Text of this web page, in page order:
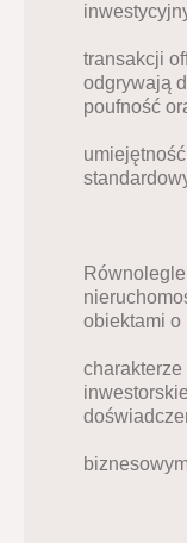
transakcji
odgrywają
poufność
obiektami o
charakterze